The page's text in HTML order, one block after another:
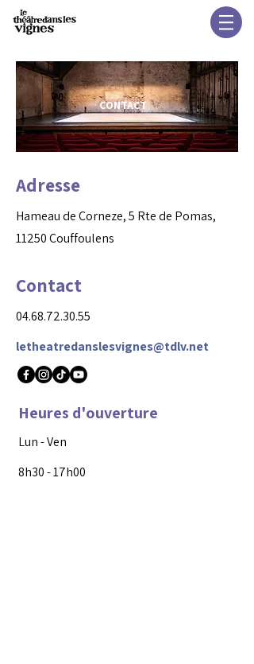
CONTACT
Adresse
Hameau de Corneze, 5 Rte de Pomas,
11250 Couffoulens
Contact
04.68.72.30.55
letheatredanslesvignes@tdlv.net
Heures d'ouverture
Lun - Ven
8h30 - 17h00